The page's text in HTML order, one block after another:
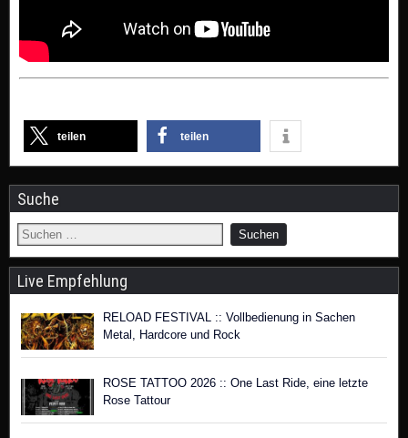
teilen teilen
Suche
Live Empfehlung
RELOAD FESTIVAL :: Vollbedienung in Sachen
Metal, Hardcore und Rock
ROSE TATTOO 2026 :: One Last Ride, eine letzte
Rose Tattour